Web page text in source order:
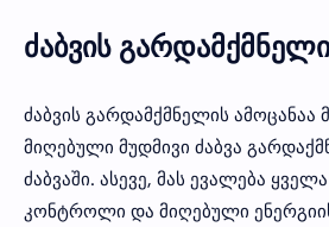
ძაბვის გარდამქმნელი
ძაბვის გარდამქმნელის ამოცანაა
მიღებული მუდმივი ძაბვა
ძაბვაში. ასევე, მას ევალება
კონტროლი და მიღებული